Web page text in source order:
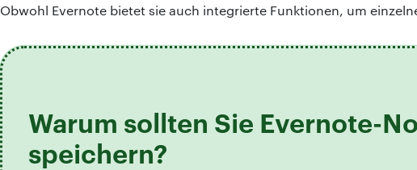
Obwohl Evernote bietet sie auch integrierte Funktionen, um
Warum sollten Sie Evernote-
speichern?